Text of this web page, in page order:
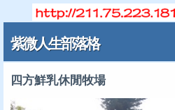
紫微人生部落格
四方鮮乳休閒牧場